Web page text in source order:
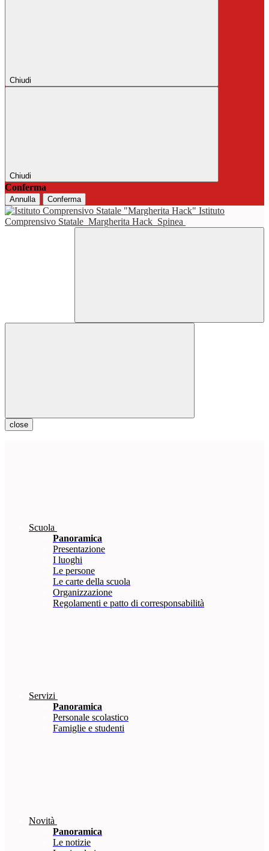
Chiudi
Chiudi
Conferma
Annulla Conferma
Istituto
Comprensivo Statale Margherita Hack Spinea
close
Scuola
Panoramica
Presentazione
I luoghi
Le persone
Le carte della scuola
Organizzazione
Regolamenti e patto di corresponsabilità
Servizi
Panoramica
Personale scolastico
Famiglie e studenti
Novità
Panoramica
Le notizie